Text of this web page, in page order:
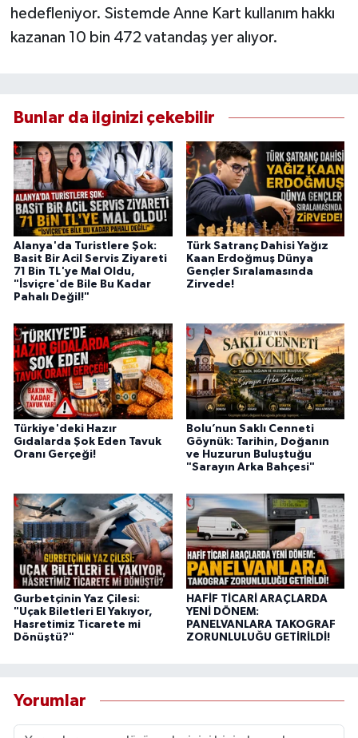
hedefleniyor. Sistemde Anne Kart kullanım hakkı
kazanan 10 bin 472 vatandaş yer alıyor.
Bunlar da ilginizi çekebilir
Alanya'da Turistlere Şok:
Basit Bir Acil Servis Ziyareti
71 Bin TL'ye Mal Oldu,
"İsviçre'de Bile Bu Kadar
Pahalı Değil!"
Türk Satranç Dahisi Yağız
Kaan Erdoğmuş Dünya
Gençler Sıralamasında
Zirvede!
Türkiye'deki Hazır
Gıdalarda Şok Eden Tavuk
Oranı Gerçeği!
Bolu’nun Saklı Cenneti
Göynük: Tarihin, Doğanın
ve Huzurun Buluştuğu
"Sarayın Arka Bahçesi"
Gurbetçinin Yaz Çilesi:
"Uçak Biletleri El Yakıyor,
Hasretimiz Ticarete mi
Dönüştü?"
HAFİF TİCARİ ARAÇLARDA
YENİ DÖNEM:
PANELVANLARA TAKOGRAF
ZORUNLULUĞU GETİRİLDİ!
Yorumlar